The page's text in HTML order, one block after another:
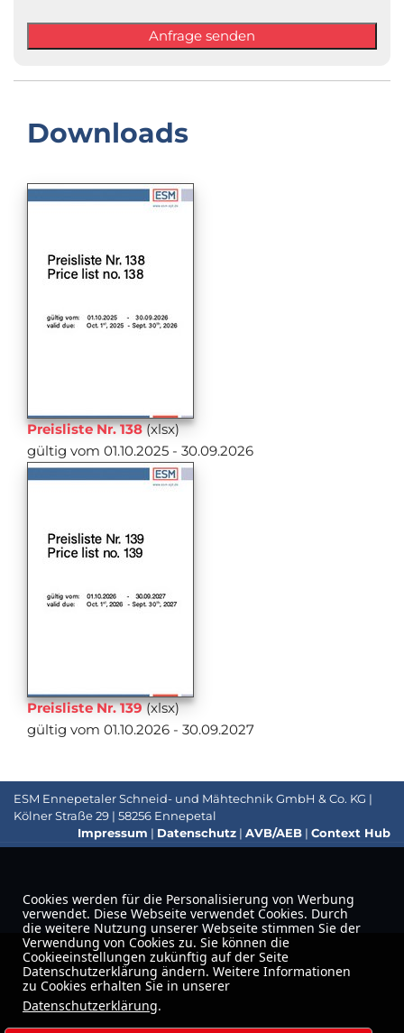
Downloads
Preisliste Nr. 138(xlsx)
gültig vom 01.10.2025 - 30.09.2026
Preisliste Nr. 139(xlsx)
gültig vom 01.10.2026 - 30.09.2027
ESM Ennepetaler Schneid- und Mähtechnik GmbH & Co. KG |
Kölner Straße 29 | 58256 Ennepetal
Impressum | Datenschutz | AVB/AEB | Context Hub
Cookies werden für die Personalisierung von Werbung
verwendet. Diese Webseite verwendet Cookies. Durch
die weitere Nutzung unserer Webseite stimmen Sie der
Verwendung von Cookies zu. Sie können die
Cookieeinstellungen zukünftig auf der Seite
Datenschutzerklärung ändern. Weitere Informationen
zu Cookies erhalten Sie in unserer
Datenschutzerklärung.